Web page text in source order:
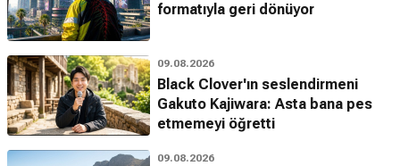
formatıyla geri dönüyor
09.08.2026
Black Clover'ın seslendirmeni
Gakuto Kajiwara: Asta bana pes
etmemeyi öğretti
09.08.2026